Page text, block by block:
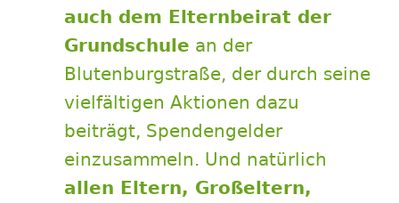
auch dem Elternbeirat der
Grundschule an der
Blutenburgstraße, der durch seine
vielfältigen Aktionen dazu
beiträgt, Spendengelder
einzusammeln. Und natürlich
allen Eltern, Großeltern,